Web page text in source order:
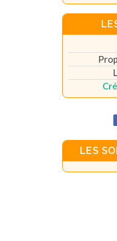
LES